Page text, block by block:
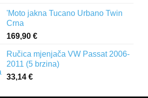
'Moto jakna Tucano Urbano Twin
Crna
169,90 €
Ručica mjenjača VW Passat 2006-
2011 (5 brzina)
33,14 €